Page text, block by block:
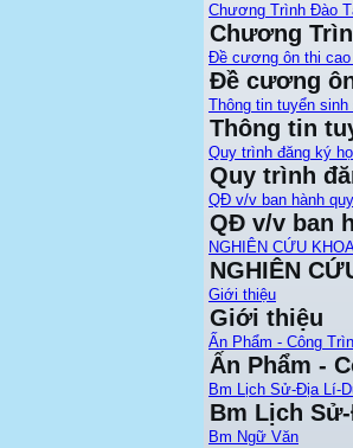
Chương Trình Đào
Chương
Đề cương ôn thi cao
Đề cương
Thông tin tuyển
Thông tin
Quy trình đăng ký
Quy trình
QĐ v/v ban hành
QĐ v/v ban
NGHIÊN CỨU
NGHIÊN
Giới thiệu
Giới thiệu
Ấn Phẩm - Công
Ấn Phẩm -
Bm Lịch Sử-Địa Lí-
Bm Lịch
Bm Ngữ Văn